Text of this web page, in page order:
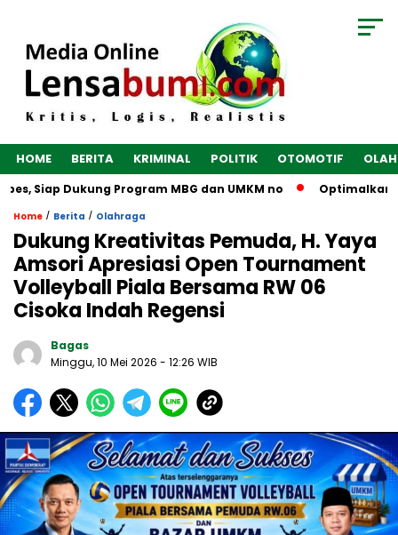
HOME BERITA KRIMINAL POLITIK OTOMOTIF
Siap Dukung Program MBG dan UMKM no Optimalkan
Home / Berita / Olahraga
Dukung Kreativitas Pemuda, H. Yaya
Amsori Apresiasi Open Tournament
Volleyball Piala Bersama RW 06
Cisoka Indah Regensi ‎
Bagas
Minggu, 10 Mei 2026 - 12:26 WIB